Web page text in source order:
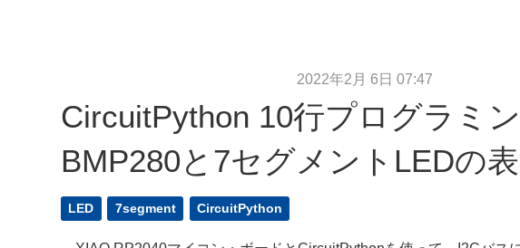
2022年2月 6日 07:47
CircuitPython 10行プログラミ
BMP280と7セグメントLEDの
LED 7segment CircuitPython